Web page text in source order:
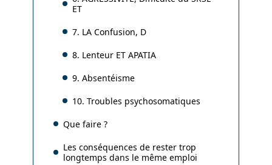
ET
7. LA Confusion, D
8. Lenteur ET APATIA
9. Absentéisme
10. Troubles psychosomatiques
Que faire ?
Les conséquences de rester trop
longtemps dans le même emploi